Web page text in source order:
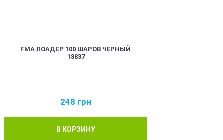
FMA ЛОАДЕР 100 ШАРОВ ЧЕРНЫЙ
18837
248 грн
В КОРЗИНУ